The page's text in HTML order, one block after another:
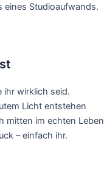
eines Studioaufwands.
ihr wirklich seid.
Licht entstehen
mitten im echten Leben
– einfach ihr.